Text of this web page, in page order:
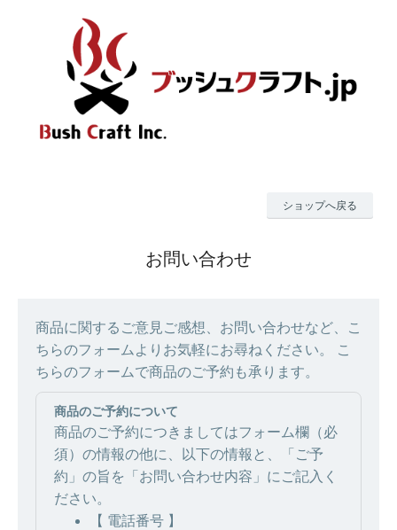
ショップへ戻る
お問い合わせ
商品に関するご意見ご感想、お問い合わせなど、こ
ちらのフォームよりお気軽にお尋ねください。 こ
ちらのフォームで商品のご予約も承ります。
商品のご予約について
商品のご予約につきましてはフォーム欄（必
須）の情報の他に、以下の情報と、「ご予
約」の旨を「お問い合わせ内容」にご記入く
ださい。
【 電話番号 】